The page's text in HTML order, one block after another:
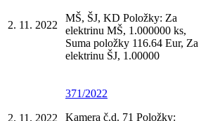
2. 11. 2022
MŠ, ŠJ, KD Položky: Za
elektrinu MŠ, 1.000000 ks,
Suma položky 116.64 Eur, Za
elektrinu ŠJ, 1.00000
2. 11. 2022
371/2022
Kamera č.d. 71 Položky: